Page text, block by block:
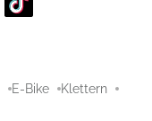
E-Bike Klettern